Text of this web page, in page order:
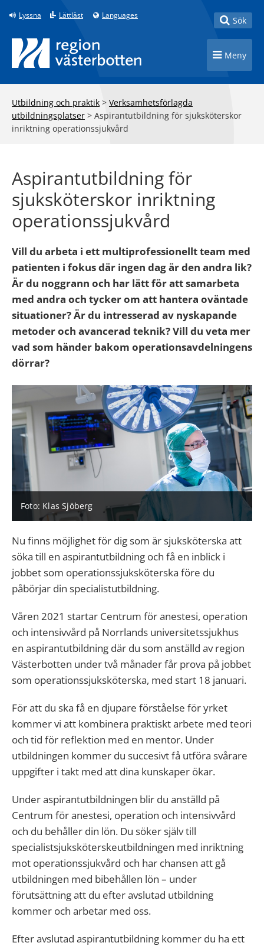
Till innehåll på sidan
Lyssna Lättläst Languages Toggle
Sök
Toggle
Meny
Utbildning och praktik > Verksamhetsförlagda
utbildningsplatser > Aspirantutbildning för sjuksköterskor
inriktning operationssjukvård
Aspirantutbildning för
sjuksköterskor inriktning
operationssjukvård
Vill du arbeta i ett multiprofessionellt team med
patienten i fokus där ingen dag är den andra lik?
Är du noggrann och har lätt för att samarbeta
med andra och tycker om att hantera oväntade
situationer? Är du intresserad av nyskapande
metoder och avancerad teknik? Vill du veta mer
vad som händer bakom operationsavdelningens
dörrar?
Foto: Klas Sjöberg
Nu finns möjlighet för dig som är sjuksköterska att
söka till en aspirantutbildning och få en inblick i
jobbet som operationssjuksköterska före du
påbörjar din specialistutbildning.
Våren 2021 startar Centrum för anestesi, operation
och intensivvård på Norrlands universitetssjukhus
en aspirantutbildning där du som anställd av region
Västerbotten under två månader får prova på jobbet
som operationssjuksköterska, med start 18 januari.
För att du ska få en djupare förståelse för yrket
kommer vi att kombinera praktiskt arbete med teori
och tid för reflektion med en mentor. Under
utbildningen kommer du succesivt få utföra svårare
uppgifter i takt med att dina kunskaper ökar.
Under aspirantutbildningen blir du anställd på
Centrum för anestesi, operation och intensivvård
och du behåller din lön. Du söker själv till
specialistsjuksköterskeutbildningen med inriktning
mot operationssjukvård och har chansen att gå
utbildningen med bibehållen lön – under
förutsättning att du efter avslutad utbildning
kommer och arbetar med oss.
Efter avslutad aspirantutbildning kommer du ha ett